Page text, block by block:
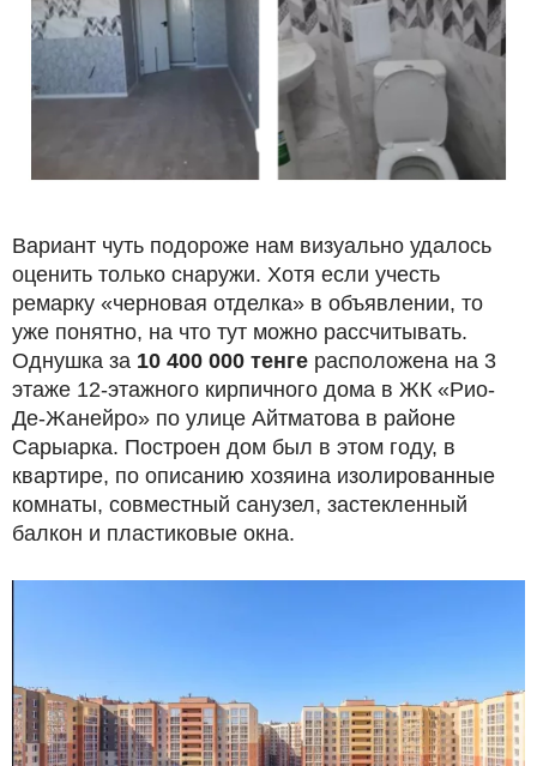
Вариант чуть подороже нам визуально удалось
оценить только снаружи. Хотя если учесть
ремарку «черновая отделка» в объявлении, то
уже понятно, на что тут можно рассчитывать.
Однушка за 10 400 000 тенге расположена на 3
этаже 12-этажного кирпичного дома в ЖК «Рио-
Де-Жанейро» по улице Айтматова в районе
Сарыарка. Построен дом был в этом году, в
квартире, по описанию хозяина изолированные
комнаты, совместный санузел, застекленный
балкон и пластиковые окна.